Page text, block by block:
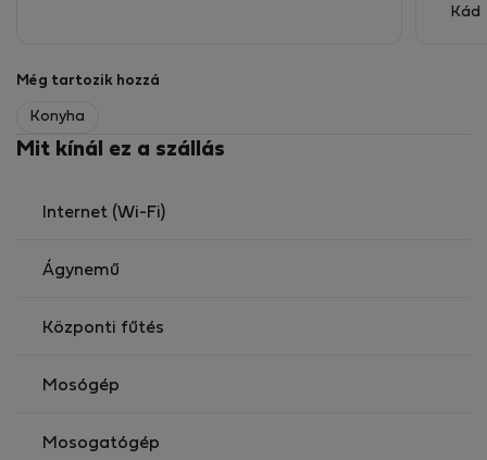
Kád
Még tartozik hozzá
Konyha
Mit kínál ez a szállás
Internet (Wi-Fi)
Ágynemű
Központi fűtés
Mosógép
Mosogatógép